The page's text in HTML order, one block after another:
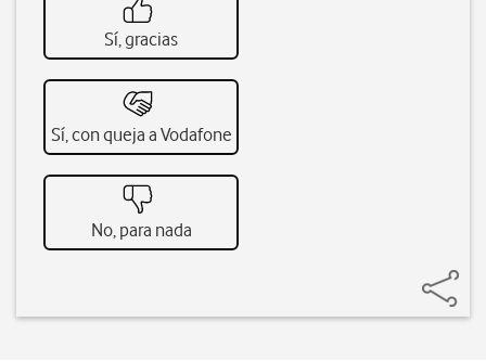
Sí, gracias
Sí, con queja a Vodafone
No, para nada